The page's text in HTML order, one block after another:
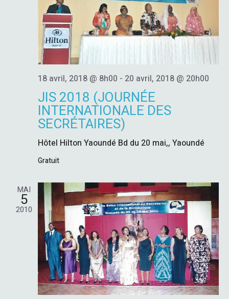
G
A
T
I
N
E
V
U
E
S
E
M
E
18 avril, 2018 @ 8h00 - 20 avril, 2018 @ 20h00
JIS 2018 (JOURNÉE
INTERNATIONALE DES
SECRÉTAIRES)
Hôtel Hilton Yaoundé Bd du 20 mai,, Yaoundé
Gratuit
MAI
5
2010